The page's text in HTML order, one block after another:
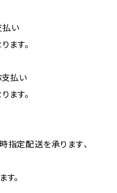
払い
ます。
払い
ます。
定配送を承ります、
。